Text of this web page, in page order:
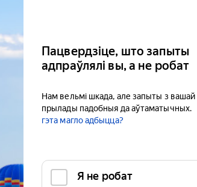
Пацвердзіце, што запыты
адпраўлялі вы, а не робат
Нам вельмі шкада, але запыты з вашай
прылады падобныя да аўтаматычных.
гэта магло адбыцца?
Я не робат